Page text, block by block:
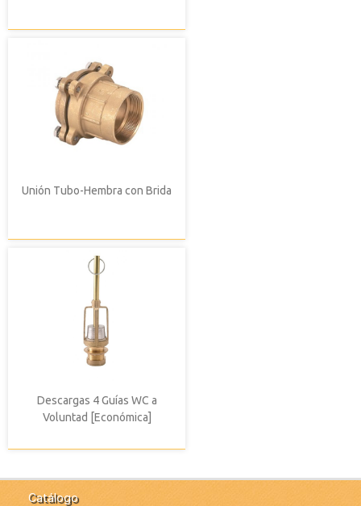
Unión Tubo-Hembra con Brida
Descargas 4 Guías WC a
Voluntad [Económica]
Catálogo